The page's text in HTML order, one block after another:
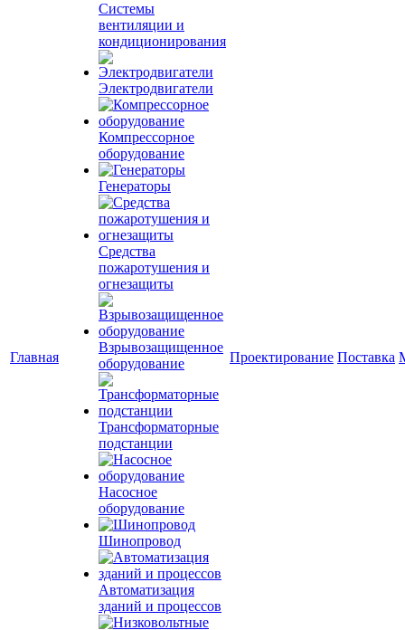
Главная
Системы
вентиляции и
кондиционирования
Электродвигатели
Компрессорное
оборудование
Генераторы
Средства
пожаротушения и
огнезащиты
Взрывозащищенное
оборудование
Трансформаторные
подстанции
Насосное
оборудование
Шинопровод
Автоматизация
зданий и процессов
Проектирование Поставка